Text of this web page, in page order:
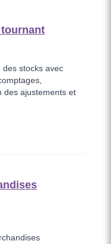
tournant
des stocks avec
des ajustements et